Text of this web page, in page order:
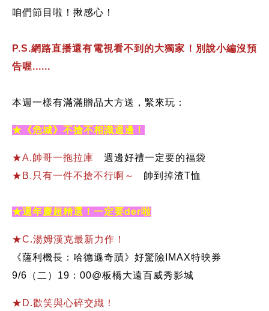
咱們節目啦！揪感心！​
P.S.網路直播還有電視看不到的大獨家！別說小編沒預
告喔......
本週一樣有滿滿贈品大方送，緊來玩：​
★《危城》不搶不相識週邊！
★A.帥哥一拖拉庫 週邊好禮一定要的福袋
★B.只有一件不搶不行啊～ 帥到掉渣T恤
★週年慶超精選！一定要der啦
★C.湯姆漢克最新力作！
《薩利機長：哈德遜奇蹟》好驚險IMAX特映券
9/6（二）19：00@板橋大遠百威秀影城
★D.歡笑與心碎交織！